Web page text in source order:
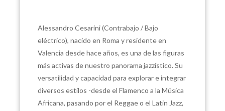
Alessandro Cesarini (Contrabajo / Bajo
eléctrico), nacido en Roma y residente en
Valencia desde hace años, es una de las figuras
más activas de nuestro panorama jazzístico. Su
versatilidad y capacidad para explorar e integrar
diversos estilos -desde el Flamenco a la Música
Africana, pasando por el Reggae o el Latin Jazz,